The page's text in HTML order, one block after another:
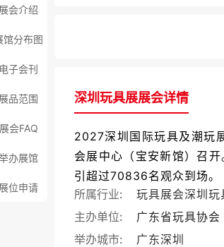
会介绍
馆分布图
子会刊
品范围
会FAQ
办展馆
位申请
深圳玩具展展会详情
2027深圳国际玩具及潮玩
会展中心（宝安新馆）召
引超过70836名观众到场。
所属行业:
玩具展会深圳玩
主办单位:
广东省玩具协会
举办城市:
广东深圳